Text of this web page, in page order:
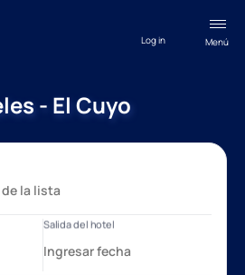
Menú
Log in
- El Cuyo